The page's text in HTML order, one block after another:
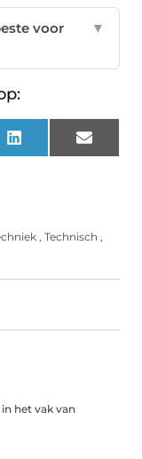
voor
▼
LinkedIn Email
, Technisch ,
het vak van